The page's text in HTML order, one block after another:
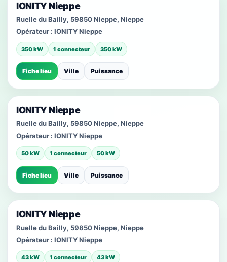
IONITY Nieppe
Ruelle du Bailly, 59850 Nieppe, Nieppe
Opérateur : IONITY Nieppe
350 kW 1 connecteur 350 kW
Fiche lieu Ville Puissance
IONITY Nieppe
Ruelle du Bailly, 59850 Nieppe, Nieppe
Opérateur : IONITY Nieppe
50 kW 1 connecteur 50 kW
Fiche lieu Ville Puissance
IONITY Nieppe
Ruelle du Bailly, 59850 Nieppe, Nieppe
Opérateur : IONITY Nieppe
43 kW 1 connecteur 43 kW